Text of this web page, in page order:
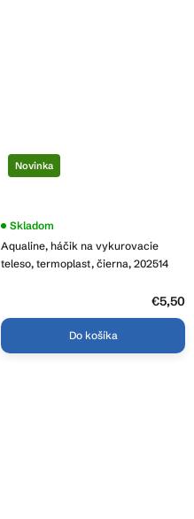
Novinka
Aqualine, háčik na vykurovacie
teleso, termoplast, čierna, 202514
Skladom
€5,50
Do košíka